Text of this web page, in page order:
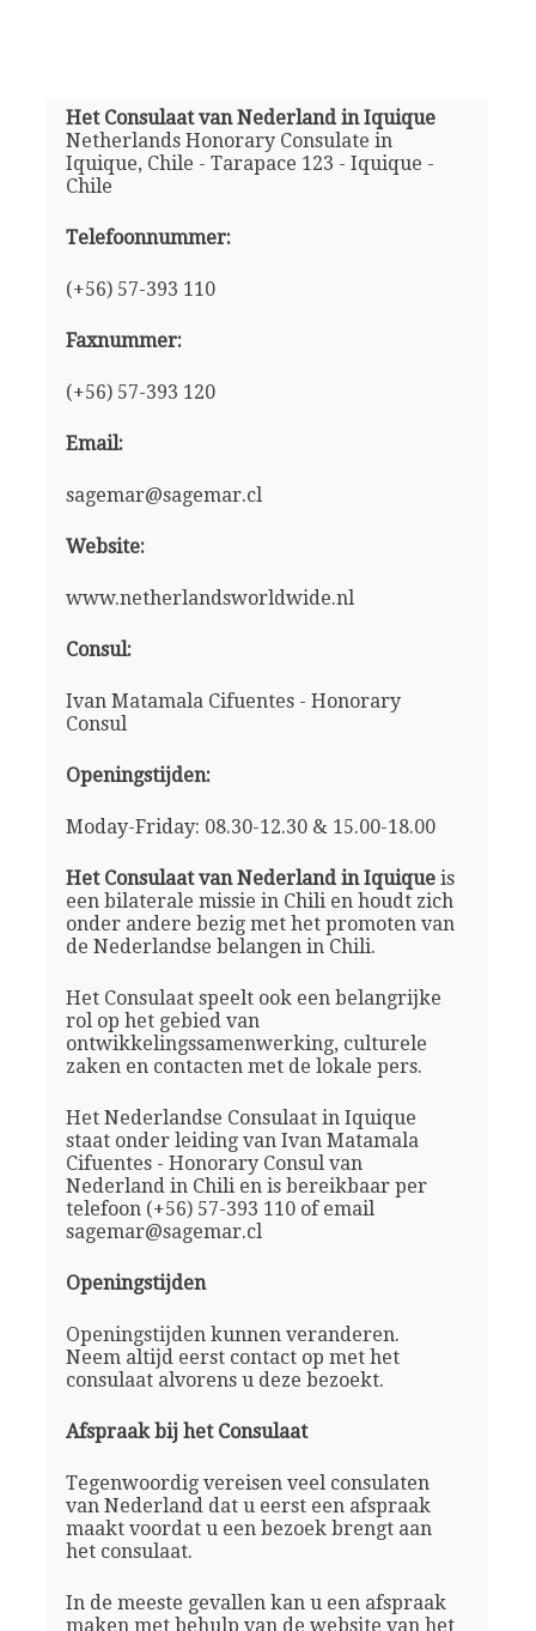
Het Consulaat van Nederland in Iquique
Netherlands Honorary Consulate in
Iquique, Chile - Tarapace 123 - Iquique -
Chile
Telefoonnummer:
(+56) 57-393 110
Faxnummer:
(+56) 57-393 120
Email:
sagemar@sagemar.cl
Website:
www.netherlandsworldwide.nl
Consul:
Ivan Matamala Cifuentes - Honorary
Consul
Openingstijden:
Moday-Friday: 08.30-12.30 & 15.00-18.00
Het Consulaat van Nederland in Iquique is
een bilaterale missie in Chili en houdt zich
onder andere bezig met het promoten van
de Nederlandse belangen in Chili.
Het Consulaat speelt ook een belangrijke
rol op het gebied van
ontwikkelingssamenwerking, culturele
zaken en contacten met de lokale pers.
Het Nederlandse Consulaat in Iquique
staat onder leiding van Ivan Matamala
Cifuentes - Honorary Consul van
Nederland in Chili en is bereikbaar per
telefoon (+56) 57-393 110 of email
sagemar@sagemar.cl
Openingstijden
Openingstijden kunnen veranderen.
Neem altijd eerst contact op met het
consulaat alvorens u deze bezoekt.
Afspraak bij het Consulaat
Tegenwoordig vereisen veel consulaten
van Nederland dat u eerst een afspraak
maakt voordat u een bezoek brengt aan
het consulaat.
In de meeste gevallen kan u een afspraak
maken met behulp van de website van het